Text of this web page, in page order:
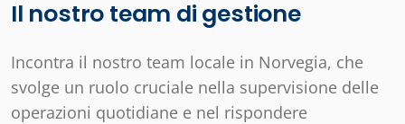
Il nostro team di gestione
Incontra il nostro team locale in Norvegia, che
svolge un ruolo cruciale nella supervisione delle
operazioni quotidiane e nel rispondere